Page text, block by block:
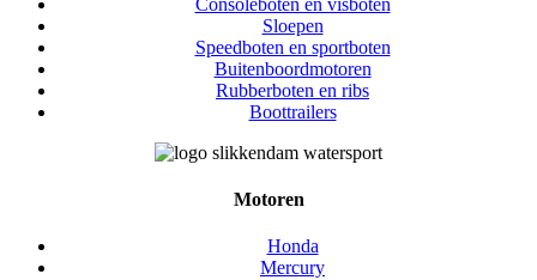
Sloepen
Speedboten en sportboten
Buitenboordmotoren
Rubberboten en ribs
Boottrailers
Motoren
Honda
Mercury